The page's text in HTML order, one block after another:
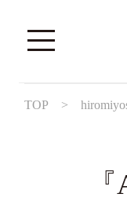
TOP >